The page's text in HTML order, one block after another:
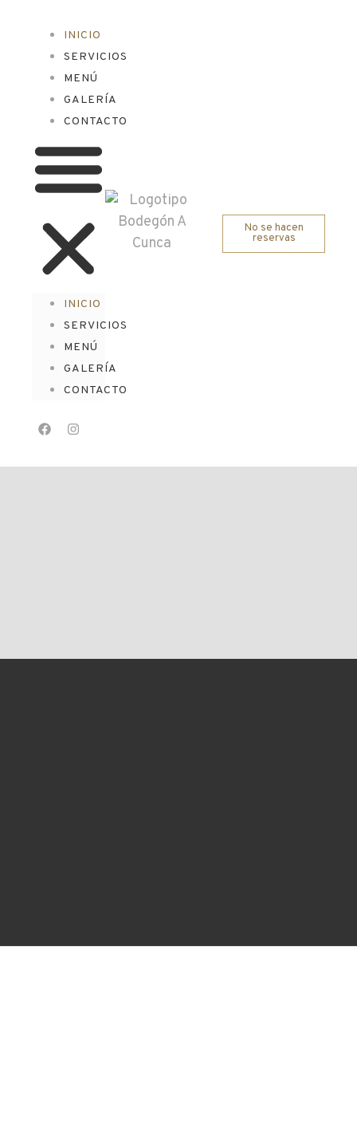
INICIO
SERVICIOS
MENÚ
GALERÍA
CONTACTO
INICIO
SERVICIOS
MENÚ
GALERÍA
CONTACTO
No se hacen
reservas